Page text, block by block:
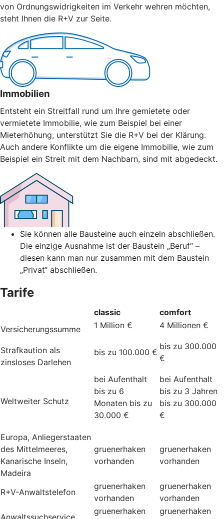
von Ordnungswidrigkeiten im Verkehr wehren möchten,
steht Ihnen die R+V zur Seite.
Immobilien
Entsteht ein Streitfall rund um Ihre gemietete oder
vermietete Immobilie, wie zum Beispiel bei einer
Mieterhöhung, unterstützt Sie die R+V bei der Klärung.
Auch andere Konflikte um die eigene Immobilie, wie zum
Beispiel ein Streit mit dem Nachbarn, sind mit abgedeckt.
Sie können alle Bausteine auch einzeln abschließen.
Die einzige Ausnahme ist der Baustein „Beruf“ –
diesen kann man nur zusammen mit dem Baustein
„Privat“ abschließen.
Tarife
classic
comfort
Versicherungssumme
1 Million € 4 Millionen €
Strafkaution als
zinsloses Darlehen
bis zu 100.000 €
bis zu 300.000
€
Weltweiter Schutz
bei Aufenthalt
bis zu 6
Monaten bis zu
30.000 €
bei Aufenthalt
bis zu 3 Jahren
bis zu 300.000
€
Europa, Anliegerstaaten
des Mittelmeeres,
Kanarische Inseln,
Madeira
gruenerhaken
vorhanden
gruenerhaken
vorhanden
R+V-Anwaltstelefon
gruenerhaken
vorhanden
gruenerhaken
vorhanden
Anwaltssuchservice
gruenerhaken
gruenerhaken